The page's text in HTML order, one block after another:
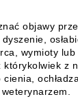
objawy
wymioty lub
którykolwiek z